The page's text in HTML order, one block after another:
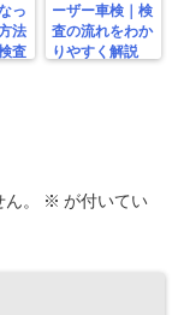
っ
法
査
ーザー車検｜検
査の流れをわか
りやすく解説
。 ※ が付いてい